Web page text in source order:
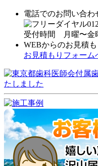
電話でのお問い合わ
受付時間 月曜〜金
WEBからのお見積も
お見積もりフォーム